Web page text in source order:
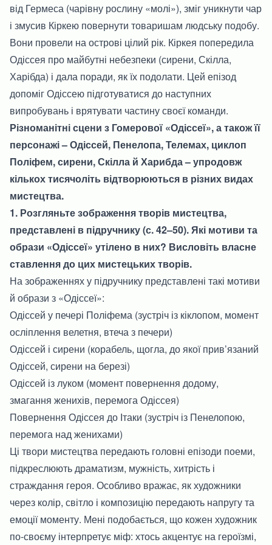
від Гермеса (чарівну рослину «молі»), зміг уникнути чар
і змусив Кіркею повернути товаришам людську подобу.
Вони провели на острові цілий рік. Кіркея попередила
Одіссея про майбутні небезпеки (сирени, Скілла,
Харібда) і дала поради, як їх подолати. Цей епізод
допоміг Одіссею підготуватися до наступних
випробувань і врятувати частину своєї команди.
Різноманітні сцени з Гомерової «Одіссеї», а також її
персонажі – Одіссей, Пенелопа, Телемах, циклоп
Поліфем, сирени, Скілла й Харибда – упродовж
кількох тисячоліть відтворюються в різних видах
мистецтва.
1. Розгляньте зображення творів мистецтва,
представлені в підручнику (с. 42–50). Які мотиви та
образи «Одіссеї» утілено в них? Висловіть власне
ставлення до цих мистецьких творів.
На зображеннях у підручнику представлені такі мотиви
й образи з «Одіссеї»:
Одіссей у печері Поліфема (зустріч із кіклопом, момент
осліплення велетня, втеча з печери)
Одіссей і сирени (корабель, щогла, до якої прив’язаний
Одіссей, сирени на березі)
Одіссей із луком (момент повернення додому,
змагання женихів, перемога Одіссея)
Повернення Одіссея до Ітаки (зустріч із Пенелопою,
перемога над женихами)
Ці твори мистецтва передають головні епізоди поеми,
підкреслюють драматизм, мужність, хитрість і
страждання героя. Особливо вражає, як художники
через колір, світло і композицію передають напругу та
емоції моменту. Мені подобається, що кожен художник
по-своєму інтерпретує міф: хтось акцентує на героїзмі,